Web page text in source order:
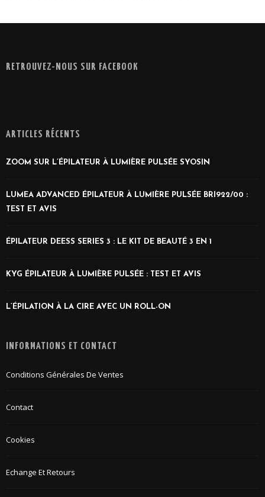
RETROUVEZ-NOUS SUR FACEBOOK
ARTICLES RÉCENTS
ZOOM SUR L’ÉPILATEUR À LUMIÈRE PULSÉE SYOSIN
LUMEA ADVANCED ÉPILATEUR À LUMIÈRE PULSÉE BRI922/00 :
TEST ET AVIS
ÉPILATEUR DEESS SERIES 3 : LE KIT DE BEAUTÉ 3 EN 1
KYG ÉPILATEUR À LUMIÈRE PULSÉE : TEST ET AVIS
L’ÉPILATION À LA CIRE AVEC UN ROLL-ON
INFORMATIONS ET CONTACT
Conditions Générales De Ventes
Contact
Cookies
Echange Et Retours